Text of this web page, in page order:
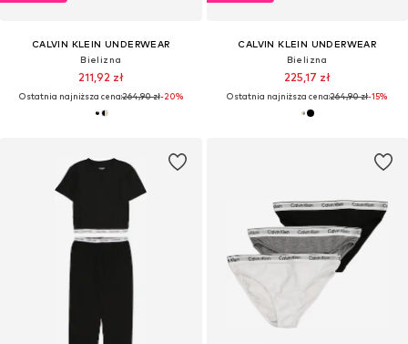
CALVIN KLEIN UNDERWEAR
Bielizna
211,92 zł
Ostatnia najniższa cena:264,90 zł-20%
CALVIN KLEIN UNDERWEAR
Bielizna
225,17 zł
Ostatnia najniższa cena:264,90 zł-15%